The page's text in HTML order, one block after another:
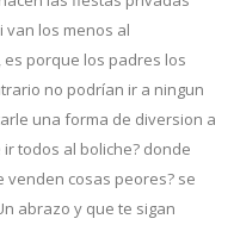
van los menos al
porque los padres los
no podrían ir a ningun
una forma de diversion a
todos al boliche? donde
venden cosas peores? se
abrazo y que te sigan